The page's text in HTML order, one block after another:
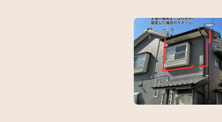
東京都内のアパートでスターリンクアンテナの 東
設…